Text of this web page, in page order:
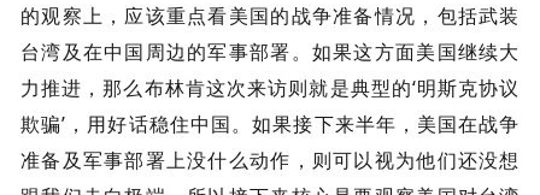
的观察上，应该重点看美国的战争准备情况，包括武装
台湾及在中国周边的军事部署。如果这方面美国继续大
力推进，那么布林肯这次来访则就是典型的‘明斯克协议
欺骗’，用好话稳住中国。如果接下来半年，美国在战争
准备及军事部署上没什么动作，则可以视为他们还没想